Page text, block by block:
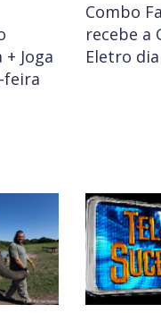
Joga
feira
Combo
recebe a
Eletro